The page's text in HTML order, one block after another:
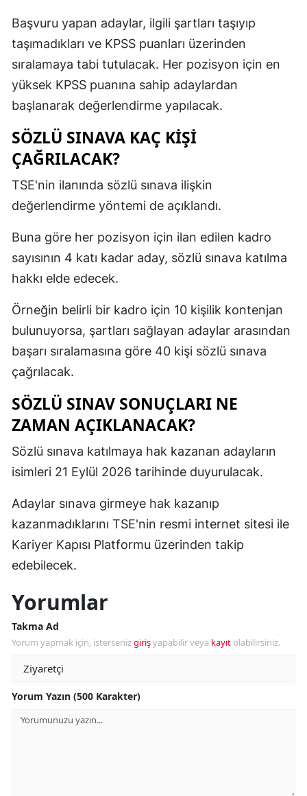
Başvuru yapan adaylar, ilgili şartları taşıyıp
taşımadıkları ve KPSS puanları üzerinden
sıralamaya tabi tutulacak. Her pozisyon için en
yüksek KPSS puanına sahip adaylardan
başlanarak değerlendirme yapılacak.
SÖZLÜ SINAVA KAÇ KİŞİ
ÇAĞRILACAK?
TSE'nin ilanında sözlü sınava ilişkin
değerlendirme yöntemi de açıklandı.
Buna göre her pozisyon için ilan edilen kadro
sayısının 4 katı kadar aday, sözlü sınava katılma
hakkı elde edecek.
Örneğin belirli bir kadro için 10 kişilik kontenjan
bulunuyorsa, şartları sağlayan adaylar arasından
başarı sıralamasına göre 40 kişi sözlü sınava
çağrılacak.
SÖZLÜ SINAV SONUÇLARI NE
ZAMAN AÇIKLANACAK?
Sözlü sınava katılmaya hak kazanan adayların
isimleri 21 Eylül 2026 tarihinde duyurulacak.
Adaylar sınava girmeye hak kazanıp
kazanmadıklarını TSE'nin resmi internet sitesi ile
Kariyer Kapısı Platformu üzerinden takip
edebilecek.
Yorumlar
Takma Ad
Yorum yapmak için, istersenizgirişyapabilir veya kayıt olabilirsiniz.
Yorum Yazın (500 Karakter)